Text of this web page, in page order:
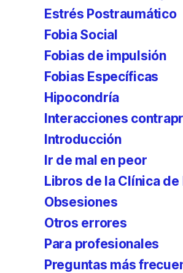
Estrés Postraumático
Fobia Social
Fobias de impulsión
Fobias Específicas
Hipocondría
Interacciones
Introducción
Ir de mal en peor
Libros de la Clínica
Obsesiones
Otros errores
Para profesionales
Preguntas más